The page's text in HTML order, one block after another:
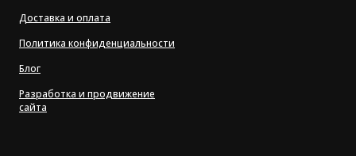
Доставка и оплата
Политика конфиденциальности
Блог
Разработка и продвижение
сайта